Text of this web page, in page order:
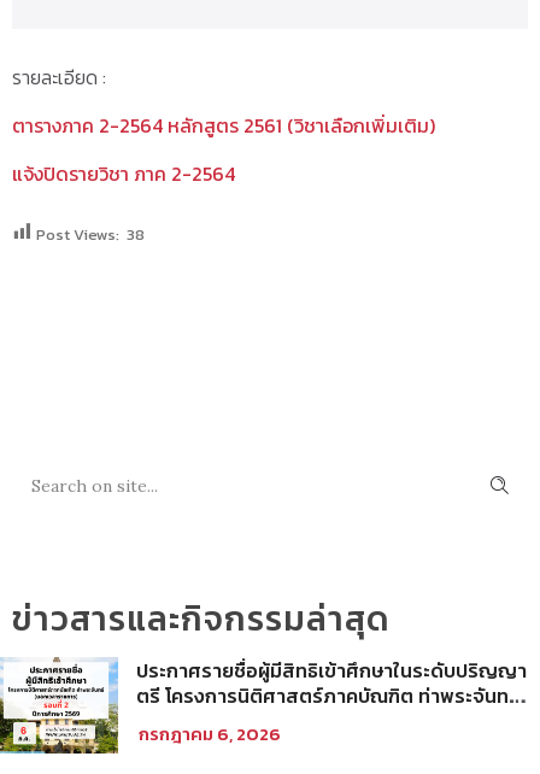
รายละเอียด :
ตารางภาค 2-2564 หลักสูตร 2561 (วิชาเลือกเพิ่มเติม)
แจ้งปิดรายวิชา ภาค 2-2564
Post Views: 38
ข่าวสารและกิจกรรมล่าสุด
ประกาศรายชื่อผู้มีสิทธิเข้าศึกษาในระดับปริญญา
ตรี โครงการนิติศาสตร์ภาคบัณฑิต ท่าพระจันทร์
ศึกษา 2569 รอบที่ 2
กรกฎาคม 6, 2026